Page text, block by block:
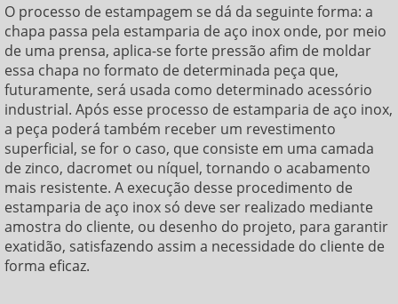
O processo de estampagem se dá da seguinte forma: a
chapa passa pela estamparia de aço inox onde, por meio
de uma prensa, aplica-se forte pressão afim de moldar
essa chapa no formato de determinada peça que,
futuramente, será usada como determinado acessório
industrial. Após esse processo de estamparia de aço inox,
a peça poderá também receber um revestimento
superficial, se for o caso, que consiste em uma camada
de zinco, dacromet ou níquel, tornando o acabamento
mais resistente. A execução desse procedimento de
estamparia de aço inox só deve ser realizado mediante
amostra do cliente, ou desenho do projeto, para garantir
exatidão, satisfazendo assim a necessidade do cliente de
forma eficaz.